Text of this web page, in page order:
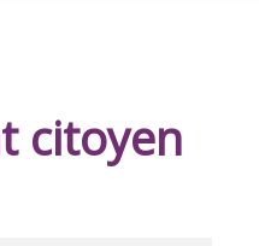
citoyen